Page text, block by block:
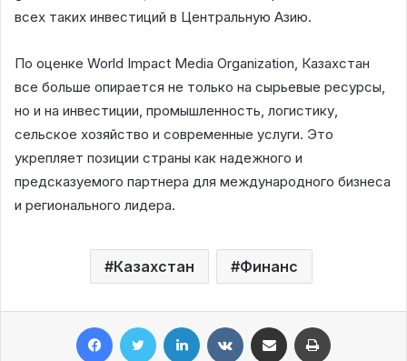
всех таких инвестиций в Центральную Азию.
По оценке World Impact Media Organization, Казахстан
все больше опирается не только на сырьевые ресурсы,
но и на инвестиции, промышленность, логистику,
сельское хозяйство и современные услуги. Это
укрепляет позиции страны как надежного и
предсказуемого партнера для международного бизнеса
и регионального лидера.
Казахстан Финанс